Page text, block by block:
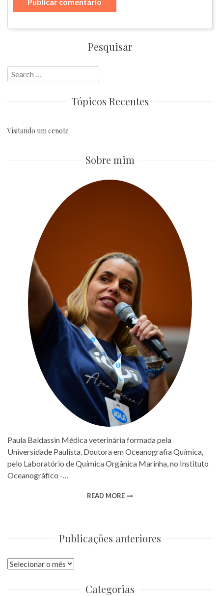
Pesquisar
Search
for:
Tópicos Recentes
Visitando um cenote
Sobre mim
Paula Baldassin Médica veterinária formada pela
Universidade Paulista. Doutora em Oceanografia Química,
pelo Laboratório de Química Orgânica Marinha, no Instituto
Oceanográfico -…
READ MORE
Publicações anteriores
Publicações
Categorias